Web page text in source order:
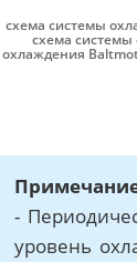
схема системы
схема системы
охлаждения
-
уровень